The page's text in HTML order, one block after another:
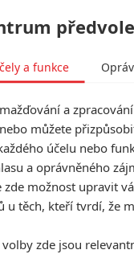
celkem zamlouvalo.
a funkce
a
můžete
účelu nebo
a oprávněného
zde možnost upravit
u těch, kteří tvrdí, že
volby zde jsou